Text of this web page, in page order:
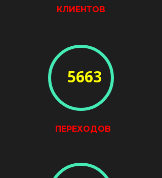
ПЕРЕХОДОВ
КЛИЕНТОВ
5663